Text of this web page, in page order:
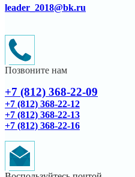
leader_2018@bk.ru
Позвоните нам
+7 (812) 368-22-09
+7 (812) 368-22-12
+7 (812) 368-22-13
+7 (812) 368-22-16